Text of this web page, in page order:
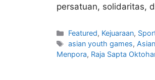
persatuan, solidaritas,
Featured, Kejuaraan,
asian youth games,
Menpora, Raja Sapta